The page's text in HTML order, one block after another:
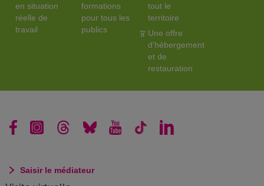
en situation
réelle de
travail
formations
pour tous les
publics
tout le
territoire
Une offre
d'hébergement
et de
restauration
Saisir le médiateur